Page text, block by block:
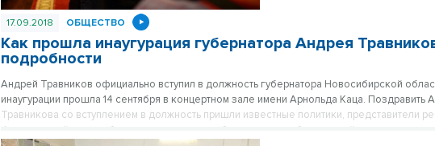
17.09.2018 ОБЩЕСТВО
Как прошла инаугурация губернатора Андрея
подробности
Андрей Травников официально вступил в должность губернатора Новосибирской
инаугурации прошла 14 сентября в концертном зале имени Арнольда Каца. Поздравить
Травникова со вступлением в должность пришли известные политики, представители
федеральной власти, бизнесмены, лидеры общественных объединений, религиозных